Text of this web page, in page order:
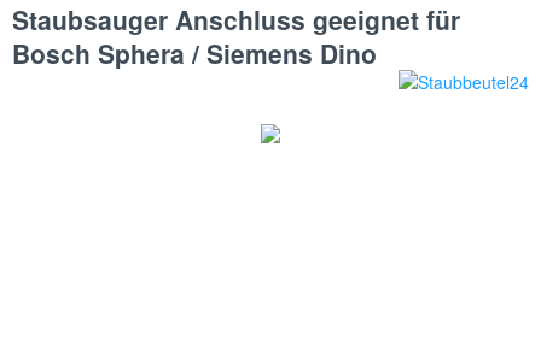
Staubsauger Anschluss geeignet für
Bosch Sphera / Siemens Dino